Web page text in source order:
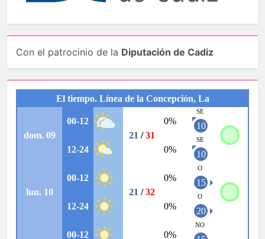
Con el patrocinio de la Diputación de Cadiz